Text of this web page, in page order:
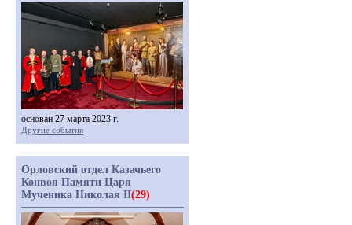
основан 27 марта 2023 г.
Другие события
Орловский отдел Казачьего
Конвоя Памяти Царя
Мученика Николая II(29)